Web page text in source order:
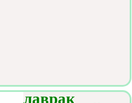
лаврак